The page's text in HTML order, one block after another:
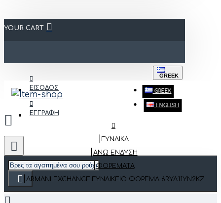
YOUR CART
ΕΙΣΟΔΟΣ
ΕΓΓΡΑΦΗ
GREEK
GREEK
ENGLISH
ΓΥΝΑΙΚΑ
ΆΝΩ ΈΝΔΥΣΗ
ΦΟΡΈΜΑΤΑ
ARMANI EXCHANGE ΓΥΝΑΙΚΕΊΟ ΦΌΡΕΜΑ 6RYA11YN2KZ